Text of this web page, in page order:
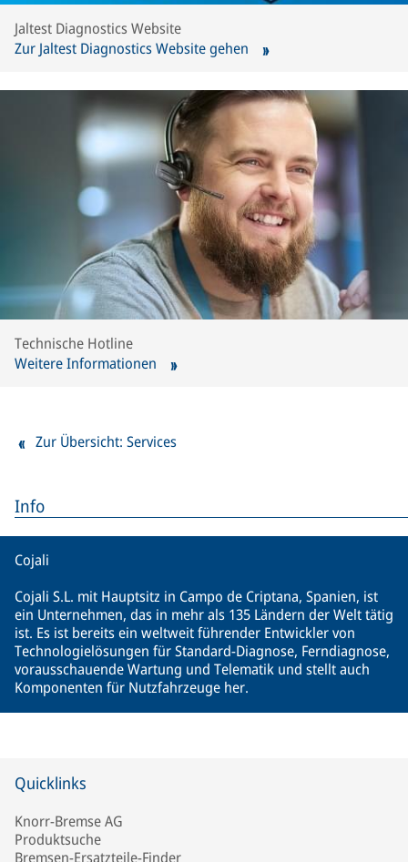
Info
Cojali
Cojali S.L. mit Hauptsitz in Campo de Criptana, Spanien, ist
ein Unternehmen, das in mehr als 135 Ländern der Welt tätig
ist. Es ist bereits ein weltweit führender Entwickler von
Technologielösungen für Standard-Diagnose, Ferndiagnose,
vorausschauende Wartung und Telematik und stellt auch
Komponenten für Nutzfahrzeuge her.
Jaltest Diagnostics Website
Zur Jaltest Diagnostics Website gehen
Technische Hotline
Weitere Informationen
Zur Übersicht: Services
Quicklinks
Knorr-Bremse AG
Produktsuche
Bremsen-Ersatzteile-Finder